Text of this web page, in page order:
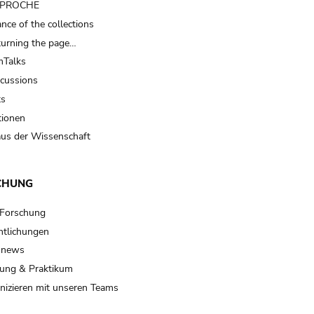
of the collections
the page…
der Wissenschaft
& Praktikum
mit unseren Teams